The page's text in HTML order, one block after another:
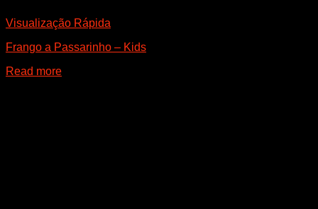
Visualização Rápida
Frango a Passarinho – Kids
Read more